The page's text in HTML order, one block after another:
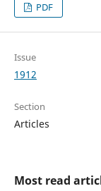
PDF
Issue
1912
Section
Articles
Most read